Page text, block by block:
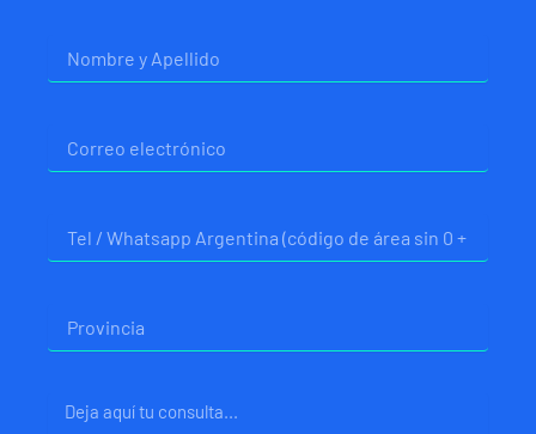
electrónico
Mensaje